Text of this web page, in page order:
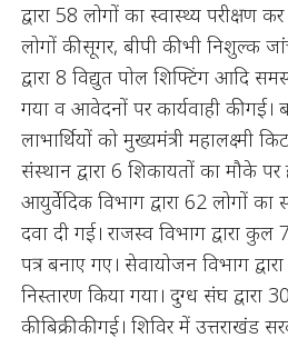
द्वारा 58 लोगों का स्वास्थ्य परीक्षण
लोगों की सूगर, बीपी की भी निशुल्क
द्वारा 8 विद्युत पोल शिफ्टिंग आदि
गया व आवेदनों पर कार्यवाही की गई।
लाभार्थियों को मुख्यमंत्री महालक्ष्मी
संस्थान द्वारा 6 शिकायतों का मौके पर
आयुर्वेदिक विभाग द्वारा 62 लोगों का
दवा दी गई। राजस्व विभाग द्वारा कुल
पत्र बनाए गए। सेवायोजन विभाग
निस्तारण किया गया। दुग्ध संघ द्वारा
की बिक्री की गई। शिविर में उत्तराखंड